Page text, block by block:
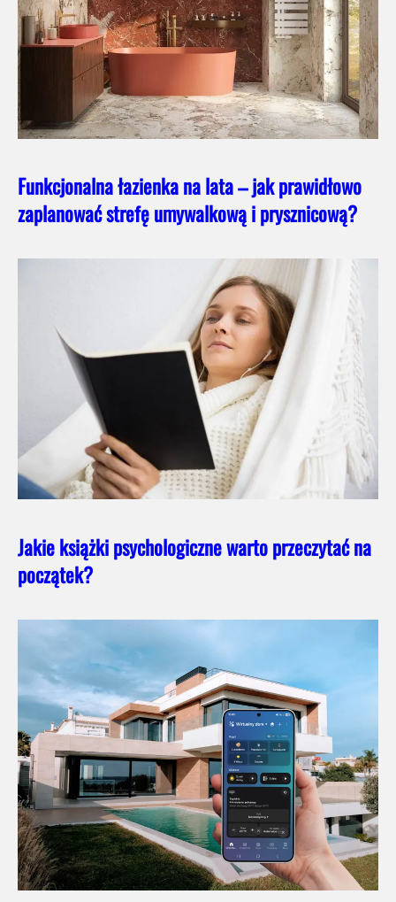
Funkcjonalna łazienka na lata – jak prawidłowo
zaplanować strefę umywalkową i prysznicową?
Jakie książki psychologiczne warto przeczytać na
początek?